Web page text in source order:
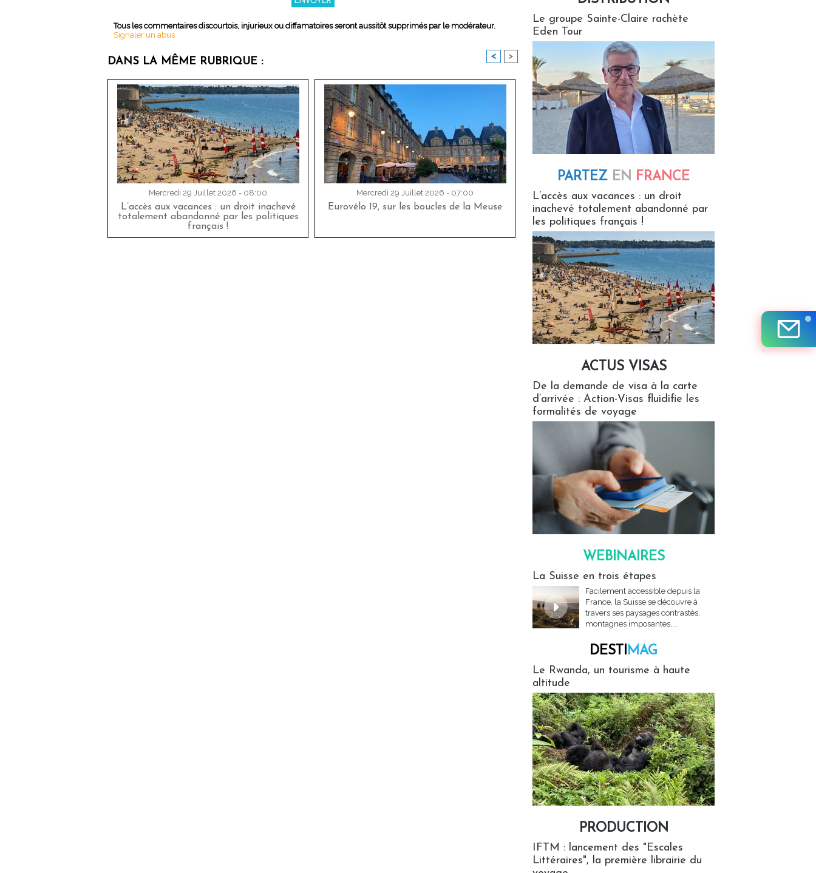
Tous les commentaires discourtois, injurieux ou diffamatoires seront aussitôt supprimés par le modérateur.
Signaler un abus
DANS LA MÊME RUBRIQUE : < >
Mercredi 29 Juillet 2026 - 08:00
L’accès aux vacances : un droit inachevé
totalement abandonné par les politiques
français !
Mercredi 29 Juillet 2026 - 07:00
Eurovélo 19, sur les boucles de la Meuse
Le groupe Sainte-Claire rachète
Eden Tour
PARTEZ EN FRANCE
L’accès aux vacances : un droit
inachevé totalement abandonné par
les politiques français !
ACTUS VISAS
De la demande de visa à la carte
d’arrivée : Action-Visas fluidifie les
formalités de voyage
WEBINAIRES
La Suisse en trois étapes
Facilement accessible depuis la
France, la Suisse se découvre à
travers ses paysages contrastés,
montagnes imposantes,...
DESTIMAG
Le Rwanda, un tourisme à haute
altitude
PRODUCTION
IFTM : lancement des "Escales
Littéraires", la première librairie du